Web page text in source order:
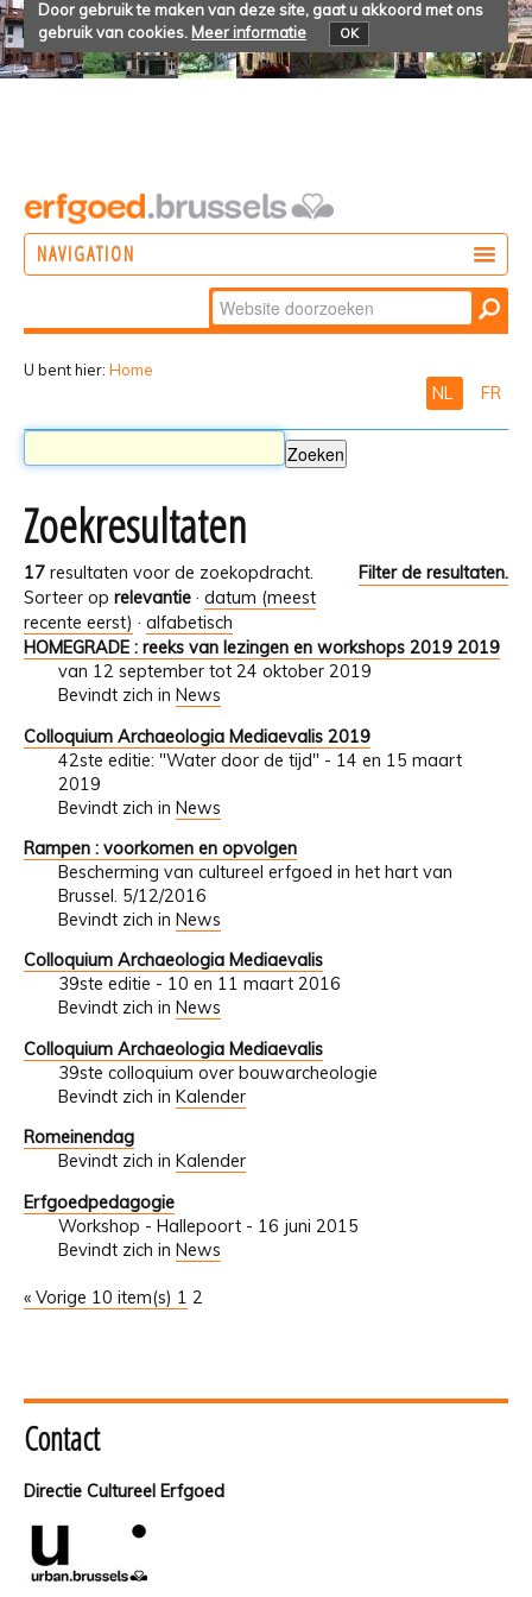
Door gebruik te maken van deze site, gaat u akkoord met ons
gebruik van cookies. Meer informatie OK
NAVIGATION
Zoek
Geavanceerd
U bent hier: Home
NL FR
Zoekresultaten
17 resultaten voor de zoekopdracht.
Filter de resultaten.
Sorteer op relevantie · datum (meest
recente eerst) · alfabetisch
HOMEGRADE : reeks van lezingen en workshops 2019 2019
van 12 september tot 24 oktober 2019
Bevindt zich in News
Colloquium Archaeologia Mediaevalis 2019
42ste editie: "Water door de tijd" - 14 en 15 maart
2019
Bevindt zich in News
Rampen : voorkomen en opvolgen
Bescherming van cultureel erfgoed in het hart van
Brussel. 5/12/2016
Bevindt zich in News
Colloquium Archaeologia Mediaevalis
39ste editie - 10 en 11 maart 2016
Bevindt zich in News
Colloquium Archaeologia Mediaevalis
39ste colloquium over bouwarcheologie
Bevindt zich in Kalender
Romeinendag
Bevindt zich in Kalender
Erfgoedpedagogie
Workshop - Hallepoort - 16 juni 2015
Bevindt zich in News
« Vorige 10 item(s) 1 2
Contact
Directie Cultureel Erfgoed